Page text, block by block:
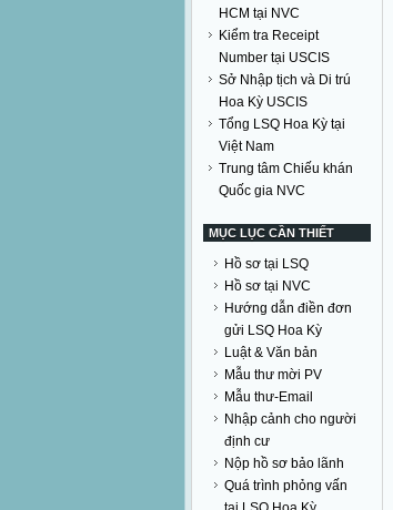
HCM tại NVC
Kiểm tra Receipt
Number tại USCIS
Sở Nhập tịch và Di trú
Hoa Kỳ USCIS
Tổng LSQ Hoa Kỳ tại
Việt Nam
Trung tâm Chiếu khán
Quốc gia NVC
MỤC LỤC CẦN THIẾT
Hồ sơ tại LSQ
Hồ sơ tại NVC
Hướng dẫn điền đơn
gửi LSQ Hoa Kỳ
Luật & Văn bản
Mẫu thư mời PV
Mẫu thư-Email
Nhập cảnh cho người
định cư
Nộp hồ sơ bảo lãnh
Quá trình phỏng vấn